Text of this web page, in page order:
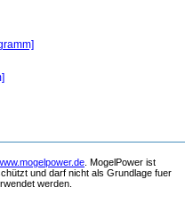
. MogelPower ist
und darf nicht als Grundlage fuer
werden.